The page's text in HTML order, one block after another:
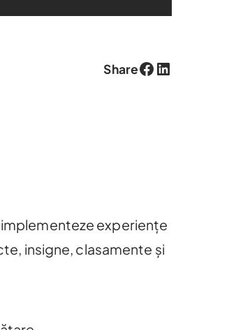
ShareFacebook LinkedIn
experiențe
insigne, clasamente și